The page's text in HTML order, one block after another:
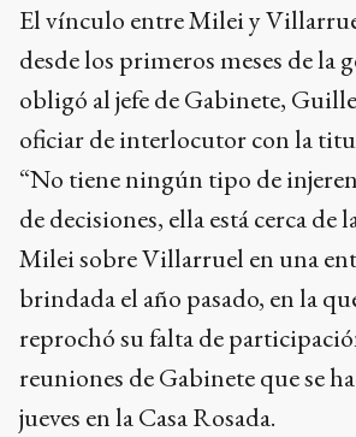
El vínculo entre Milei y
desde los primeros meses de la
obligó al jefe de Gabinete,
oficiar de interlocutor con la
“No tiene ningún tipo de
de decisiones, ella está cerca de
Milei sobre Villarruel en una
brindada el año pasado, en la
reprochó su falta de
reuniones de Gabinete que se
jueves en la Casa Rosada.